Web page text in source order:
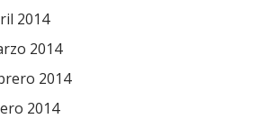
2014
2014
2014
2014